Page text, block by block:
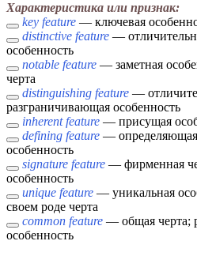
Характеристика или признак:
key feature — ключевая
distinctive feature —
особенность
notable feature — заметная
черта
distinguishing feature —
разграничивающая особенность
inherent feature — присущая
defining feature — определяющая
особенность
signature feature — фирменная
особенность
unique feature — уникальная
своем роде черта
common feature — общая черта;
особенность